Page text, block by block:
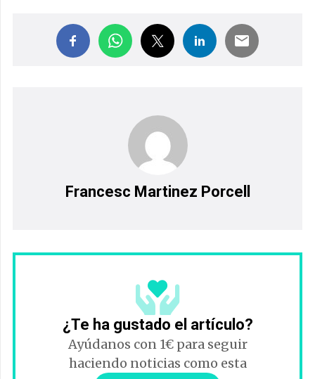
Francesc Martinez Porcell
¿Te ha gustado el artículo?
Ayúdanos con 1€ para seguir
haciendo noticias como esta